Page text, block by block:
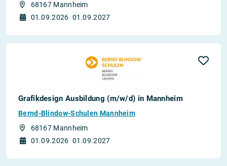
68167 Mannheim
01.09.2026 01.09.2027
Grafikdesign Ausbildung (m/w/d) in Mannheim
Bernd-Blindow-Schulen Mannheim
68167 Mannheim
01.09.2026 01.09.2027